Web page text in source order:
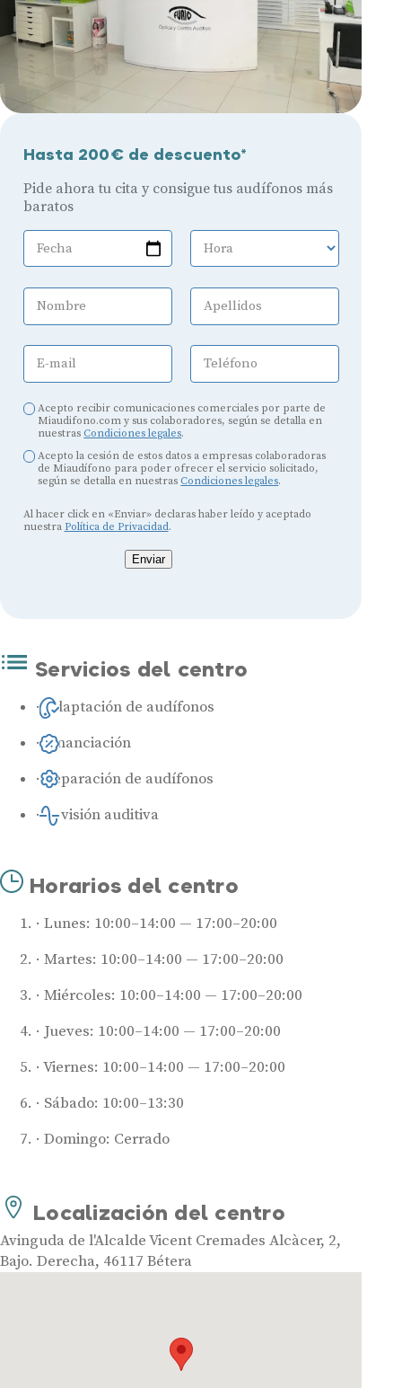
Hasta 200€ de descuento*
Pide ahora tu cita y consigue tus audífonos más
baratos
Fecha Hora
Nombre Apellidos
E-mail Teléfono
Acepto recibir comunicaciones comerciales por parte de
Miaudifono.com y sus colaboradores, según se detalla en
nuestras Condiciones legales.
Acepto la cesión de estos datos a empresas colaboradoras
de Miaudífono para poder ofrecer el servicio solicitado,
según se detalla en nuestras Condiciones legales.
Al hacer click en «Enviar» declaras haber leído y aceptado
nuestra Política de Privacidad.
Enviar
Servicios del centro
Adaptación de audífonos
Financiación
Reparación de audífonos
Revisión auditiva
Horarios del centro
Lunes: 10:00–14:00 — 17:00–20:00
Martes: 10:00–14:00 — 17:00–20:00
Miércoles: 10:00–14:00 — 17:00–20:00
Jueves: 10:00–14:00 — 17:00–20:00
Viernes: 10:00–14:00 — 17:00–20:00
Sábado: 10:00–13:30
Domingo: Cerrado
Localización del centro
Avinguda de l'Alcalde Vicent Cremades Alcàcer, 2,
Bajo. Derecha, 46117 Bétera
Audífonos
Audífonos baratos
Audífonos invisibles
Audífonos bluetooth
Audífonos recargables